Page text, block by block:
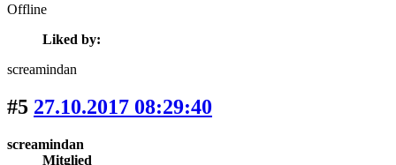
Offline
Liked by:
screamindan
#5 27.10.2017 08:29:40
screamindan
Mitglied